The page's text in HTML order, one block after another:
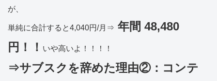
が、
単純に合計すると4,040円/月⇒ 年間 48,480
円！！ いや高いよ！！！！
⇒サブスクを辞めた理由②：コンテ